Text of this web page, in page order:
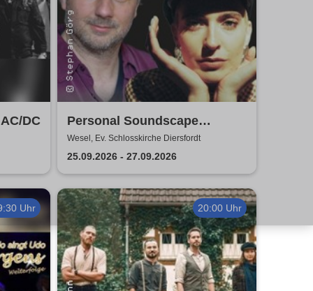
DC
Personal Soundscape
Festival
Wesel, Ev. Schlosskirche Diersfordt
25.09.2026 - 27.09.2026
Uhr 20:00 Uhr